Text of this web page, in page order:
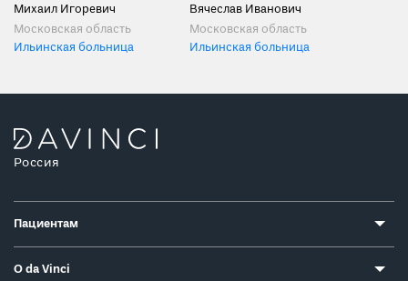
Михаил Игоревич
Московская область
Ильинская больница
Вячеслав Иванович
Московская область
Ильинская больница
Россия
Пациентам
О da Vinci